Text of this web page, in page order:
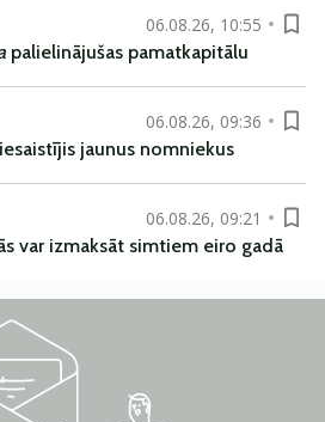
06.08.26, 10:55
palielinājušas pamatkapitālu
06.08.26, 09:36
jaunus nomniekus
06.08.26, 09:21
var izmaksāt simtiem eiro gadā